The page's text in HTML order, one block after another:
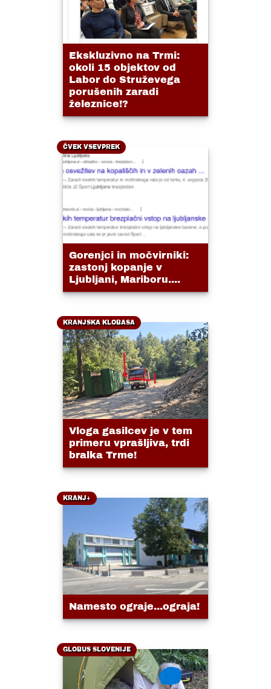
Ekskluzivno na Trmi:
okoli 15 objektov od
Labor do Struževega
porušenih zaradi
železnice!?
ČVEK VSEVPREK
Gorenjci in močvirniki:
zastonj kopanje v
Ljubljani, Mariboru....
KRANJSKA KLOBASA
Vloga gasilcev je v tem
primeru vprašljiva, trdi
bralka Trme!
KRANJ+
Namesto ograje...ograja!
GLOBUS SLOVENIJE